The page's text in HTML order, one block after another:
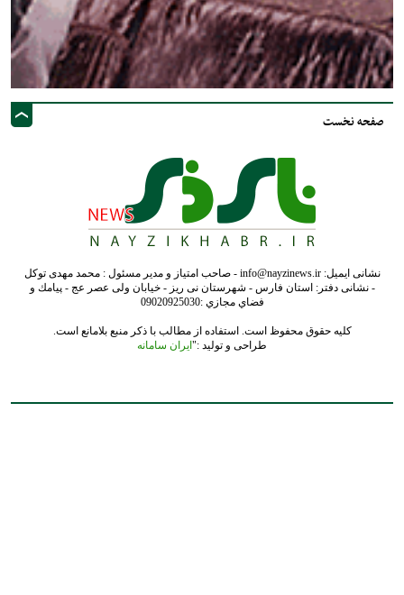
صفحه نخست
نشانی ایمیل: info@nayzinews.ir - صاحب امتیاز و مدیر مسئول : محمد مهدی توکل
- نشانی دفتر: استان فارس - شهرستان نی ریز - خیابان ولی عصر عج - پيامك و
فضاي مجازي :09020925030
کلیه حقوق محفوظ است. استفاده از مطالب با ذکر منبع بلامانع است.
طراحی و تولید :" ایران سامانه